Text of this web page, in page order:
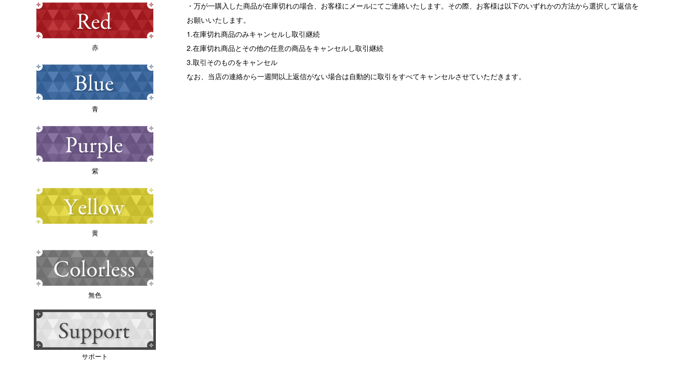
・万が一購入した商品が在庫切れの場合、お客様にメールにてご連絡いたします。その際、お客様は以下のいずれかの方法から選択して返信を
お願いいたします。
1.在庫切れ商品のみキャンセルし取引継続
2.在庫切れ商品とその他の任意の商品をキャンセルし取引継続
3.取引そのものをキャンセル
なお、当店の連絡から一週間以上返信がない場合は自動的に取引をすべてキャンセルさせていただきます。
赤
青
紫
黄
無色
サポート